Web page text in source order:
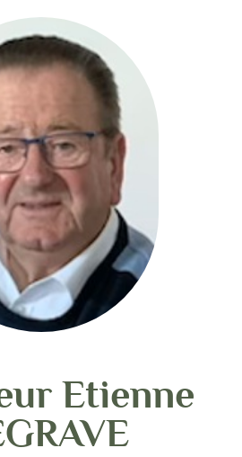
Etienne